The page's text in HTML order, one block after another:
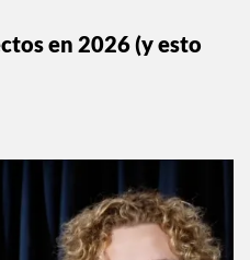
en 2026 (y esto